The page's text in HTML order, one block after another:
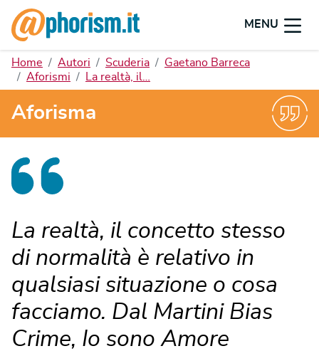
MENU
Home Autori Scuderia
Gaetano Barreca
Aforismi
La realtà, il…
Aforisma
La realtà, il concetto stesso
di normalità è relativo in
qualsiasi situazione o cosa
facciamo. Dal Martini Bias
Crime, Io sono Amore